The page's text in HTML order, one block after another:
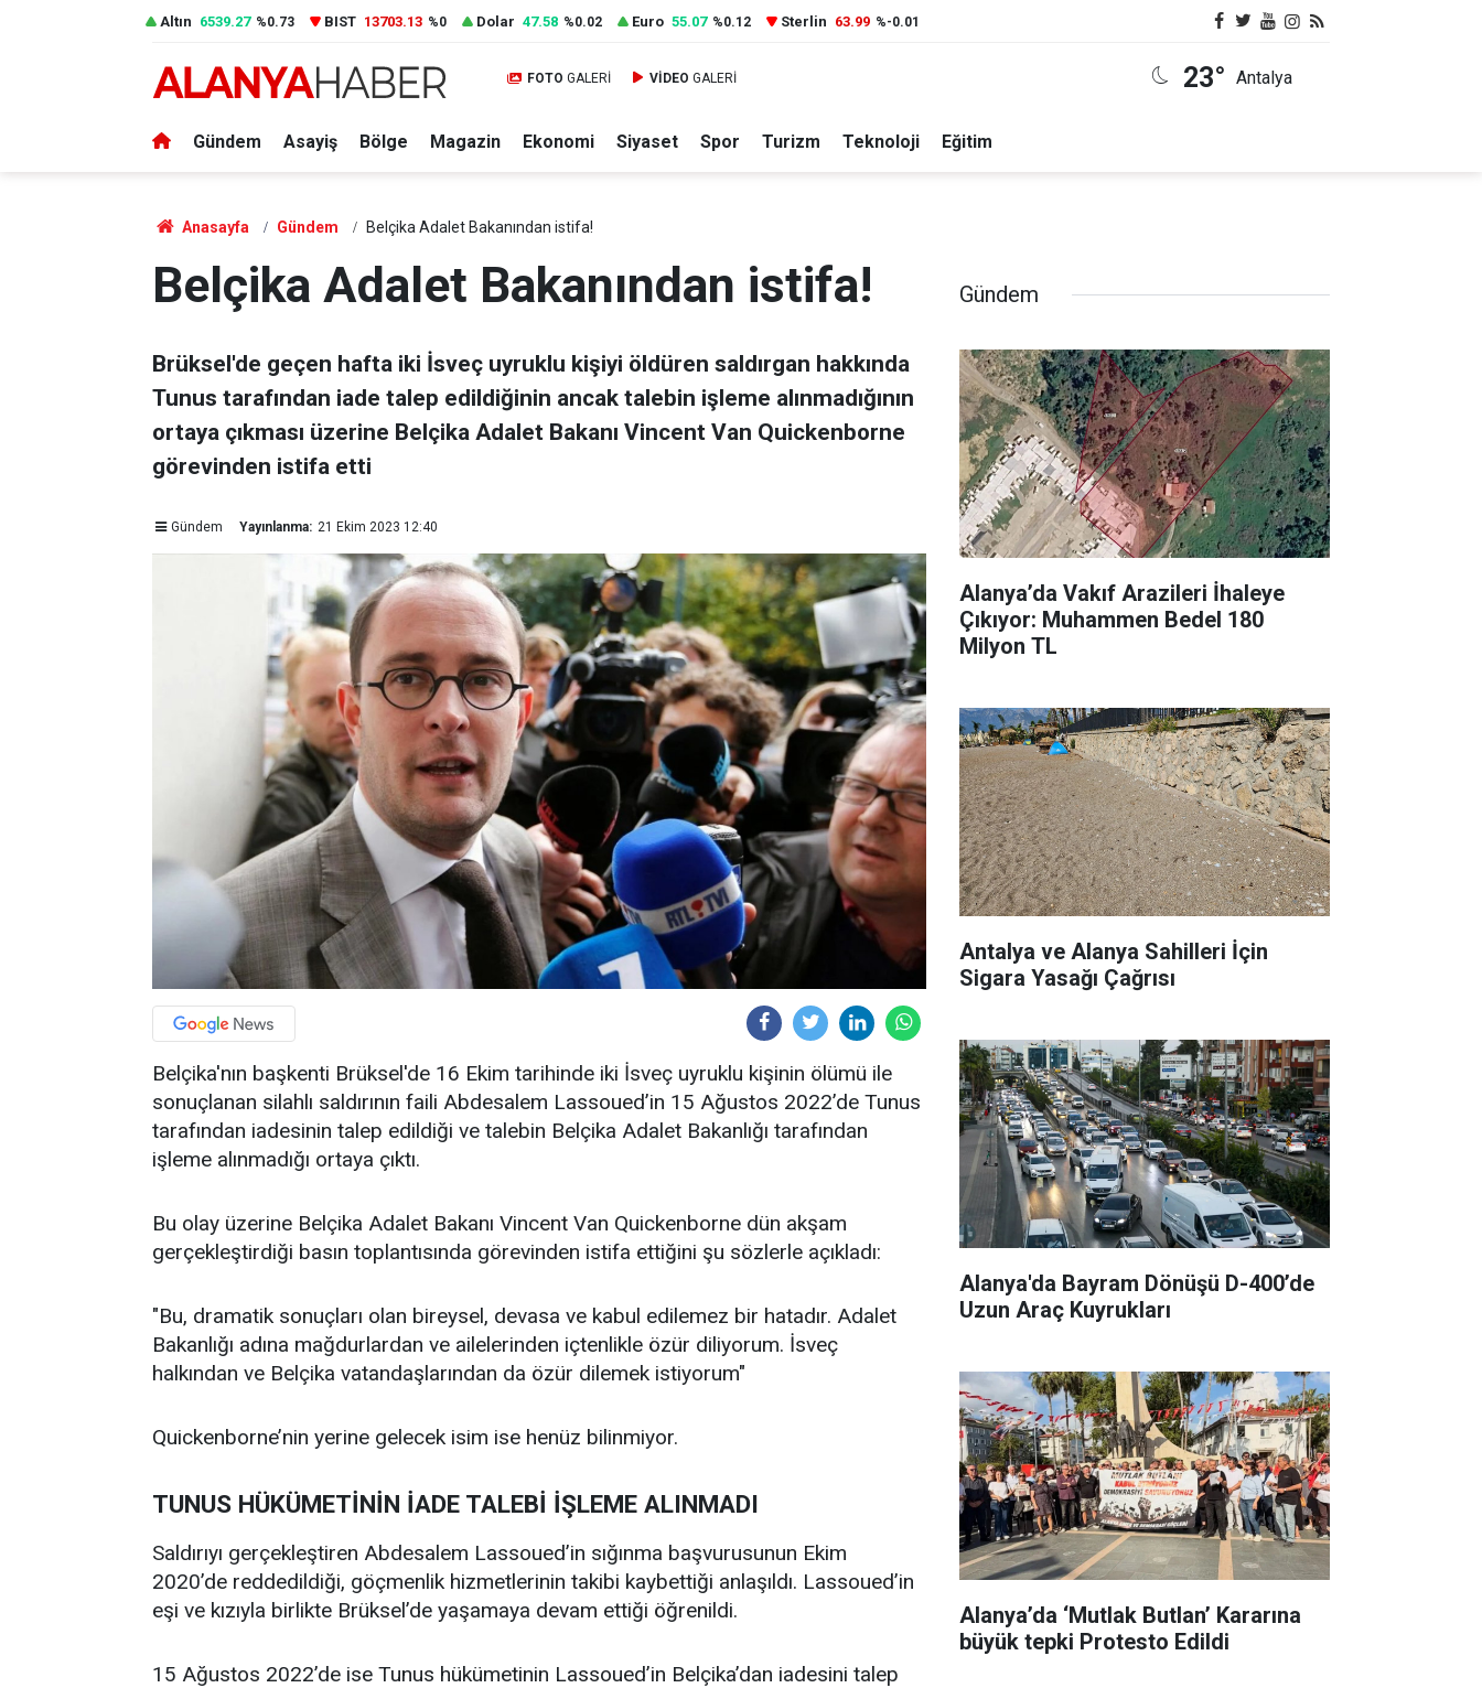
Altın 6539.27 %0.73 BIST 13703.13 %0 Dolar 47.58 %0.02 Euro 55.07 %0.12 Sterlin 63.99 %-0.01
FOTO GALERİ VİDEO GALERİ 23° Antalya
Gündem Asayiş Bölge Magazin Ekonomi Siyaset Spor Turizm Teknoloji Eğitim
Anasayfa Gündem Belçika Adalet Bakanından istifa!
Belçika Adalet Bakanından istifa!
Brüksel'de geçen hafta iki İsveç uyruklu kişiyi öldüren saldırgan hakkında
Tunus tarafından iade talep edildiğinin ancak talebin işleme alınmadığının
ortaya çıkması üzerine Belçika Adalet Bakanı Vincent Van Quickenborne
görevinden istifa etti
Gündem Yayınlanma: 21 Ekim 2023 12:40
Belçika'nın başkenti Brüksel'de 16 Ekim tarihinde iki İsveç uyruklu kişinin ölümü ile
sonuçlanan silahlı saldırının faili Abdesalem Lassoued’in 15 Ağustos 2022’de Tunus
tarafından iadesinin talep edildiği ve talebin Belçika Adalet Bakanlığı tarafından
işleme alınmadığı ortaya çıktı.
Bu olay üzerine Belçika Adalet Bakanı Vincent Van Quickenborne dün akşam
gerçekleştirdiği basın toplantısında görevinden istifa ettiğini şu sözlerle açıkladı:
"Bu, dramatik sonuçları olan bireysel, devasa ve kabul edilemez bir hatadır. Adalet
Bakanlığı adına mağdurlardan ve ailelerinden içtenlikle özür diliyorum. İsveç
halkından ve Belçika vatandaşlarından da özür dilemek istiyorum"
Quickenborne’nin yerine gelecek isim ise henüz bilinmiyor.
TUNUS HÜKÜMETİNİN İADE TALEBİ İŞLEME ALINMADI
Saldırıyı gerçekleştiren Abdesalem Lassoued’in sığınma başvurusunun Ekim
2020’de reddedildiği, göçmenlik hizmetlerinin takibi kaybettiği anlaşıldı. Lassoued’in
eşi ve kızıyla birlikte Brüksel’de yaşamaya devam ettiği öğrenildi.
15 Ağustos 2022’de ise Tunus hükümetinin Lassoued’in Belçika’dan iadesini talep
Gündem
Alanya’da Vakıf Arazileri İhaleye
Çıkıyor: Muhammen Bedel 180
Milyon TL
Antalya ve Alanya Sahilleri İçin
Sigara Yasağı Çağrısı
Alanya'da Bayram Dönüşü D-400’de
Uzun Araç Kuyrukları
Alanya’da ‘Mutlak Butlan’ Kararına
büyük tepki Protesto Edildi